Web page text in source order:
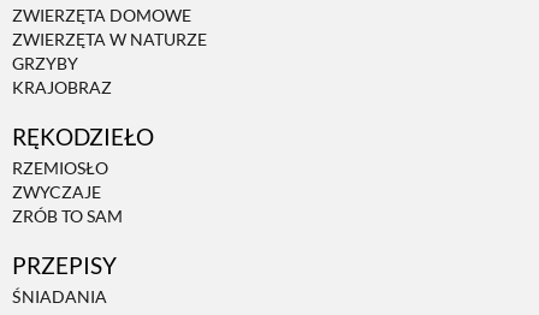
ZWIERZĘTA DOMOWE
ZWIERZĘTA W NATURZE
GRZYBY
KRAJOBRAZ
RĘKODZIEŁO
RZEMIOSŁO
ZWYCZAJE
ZRÓB TO SAM
PRZEPISY
ŚNIADANIA